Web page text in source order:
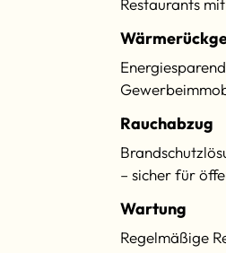
Rauchabzug
– sicher für
Wartung
Regelmäßige